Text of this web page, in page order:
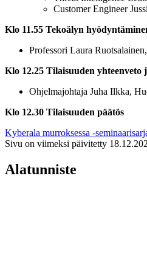
Customer Engineer
Klo 11.55 Tekoälyn
Professori Laura
Klo 12.25 Tilaisuuden yhteenveto
Ohjelmajohtaja Juha Ilkka,
Klo 12.30 Tilaisuuden päätös
Kyberala murroksessa -
Sivu on viimeksi päivitetty
Alatunniste